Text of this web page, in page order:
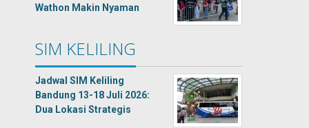
Wathon Makin Nyaman
SIM KELILING
Jadwal SIM Keliling
Bandung 13-18 Juli 2026:
Dua Lokasi Strategis